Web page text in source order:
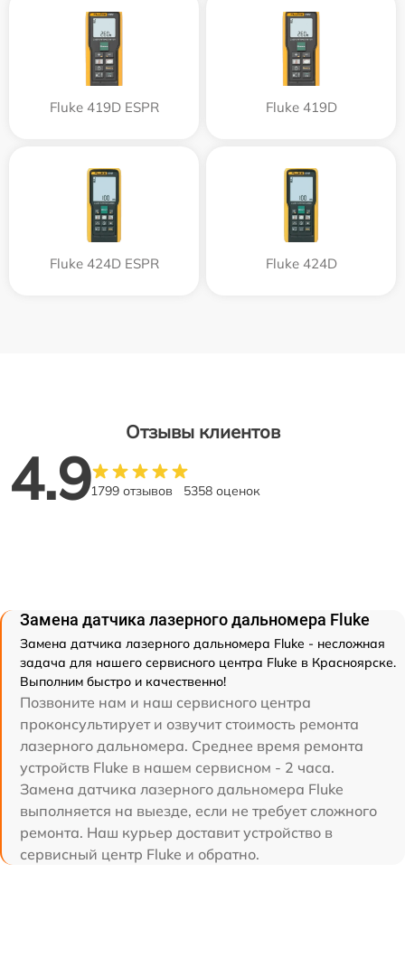
Fluke 419D ESPR Fluke 419D
Fluke 424D ESPR Fluke 424D
Отзывы клиентов
4.91799 отзывов 5358 оценок
Замена датчика лазерного дальномера Fluke
Замена датчика лазерного дальномера Fluke - несложная
задача для нашего сервисного центра Fluke в Красноярске.
Выполним быстро и качественно!
Позвоните нам и наш сервисного центра
проконсультирует и озвучит стоимость ремонта
лазерного дальномера. Среднее время ремонта
устройств Fluke в нашем сервисном - 2 часа.
Замена датчика лазерного дальномера Fluke
выполняется на выезде, если не требует сложного
ремонта. Наш курьер доставит устройство в
сервисный центр Fluke и обратно.